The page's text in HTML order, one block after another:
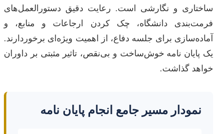
ساختاری و نگارشی است. رعایت دقیق دستورالعمل‌های
فرمت‌بندی دانشگاه، چک کردن ارجاعات و منابع، و
آماده‌سازی برای جلسه دفاع، از اهمیت ویژه‌ای برخوردارند.
یک پایان نامه خوش‌ساخت و بی‌نقص، تاثیر مثبتی بر داوران
خواهد گذاشت.
نمودار مسیر جامع انجام پایان نامه